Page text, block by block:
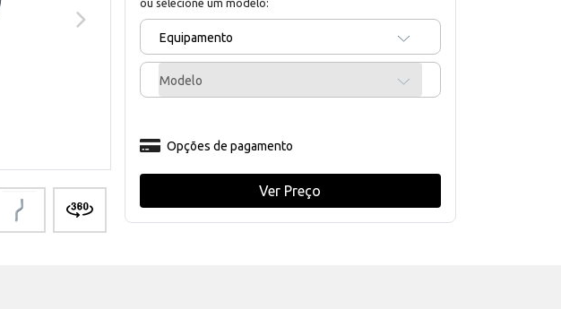
ou selecione um modelo:
Equipamento
Modelo
Opções de pagamento
Ver Preço